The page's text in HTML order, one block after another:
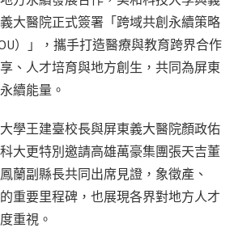
大醫院正式簽署「跨域共創永續策略
）」，攜手打造醫療與教育跨界合作
、人才培育與地方創生，共同為屏東
續能量。
學王建臺校長與屏東義大醫院顏政佑
大更特別邀請高雄萬豪集團張天吉董
蘭副縣長共同出席見證，象徵產、
重要里程碑，也展現各界對地方人才
重視。